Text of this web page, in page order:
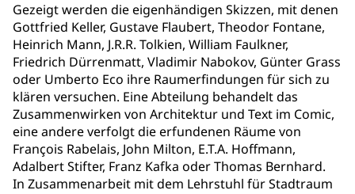
Gezeigt werden die eigenhändigen Skizzen, mit denen
Gottfried Keller, Gustave Flaubert, Theodor Fontane,
Heinrich Mann, J.R.R. Tolkien, William Faulkner,
Friedrich Dürrenmatt, Vladimir Nabokov, Günter Grass
oder Umberto Eco ihre Raumerfindungen für sich zu
klären versuchen. Eine Abteilung behandelt das
Zusammenwirken von Architektur und Text im Comic,
eine andere verfolgt die erfundenen Räume von
François Rabelais, John Milton, E.T.A. Hoffmann,
Adalbert Stifter, Franz Kafka oder Thomas Bernhard.
In Zusammenarbeit mit dem Lehrstuhl für Stadtraum